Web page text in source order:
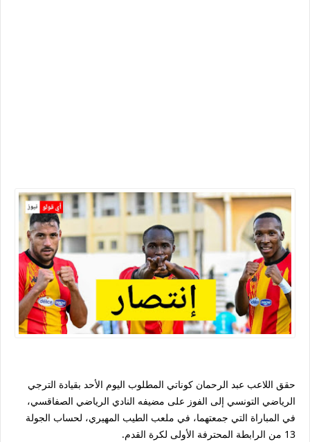
حقق اللاعب عبد الرحمان كوناتي المطلوب اليوم الأحد بقيادة الترجي
الرياضي التونسي إلى الفوز على مضيفه النادي الرياضي الصفاقسي،
في المباراة التي جمعتهما، في ملعب الطيب المهيري، لحساب الجولة
13 من الرابطة المحترفة الأولى لكرة القدم.